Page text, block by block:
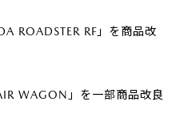
ROADSTER RF」を商品改
WAGON」を一部商品改良